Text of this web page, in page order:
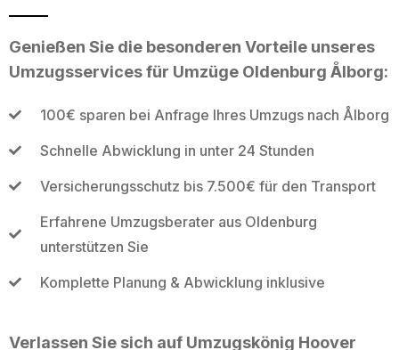
Genießen Sie die besonderen Vorteile unseres
Umzugsservices für Umzüge Oldenburg Ålborg:
100€ sparen bei Anfrage Ihres Umzugs nach Ålborg
Schnelle Abwicklung in unter 24 Stunden
Versicherungsschutz bis 7.500€ für den Transport
Erfahrene Umzugsberater aus Oldenburg
unterstützen Sie
Komplette Planung & Abwicklung inklusive
Verlassen Sie sich auf Umzugskönig Hoover